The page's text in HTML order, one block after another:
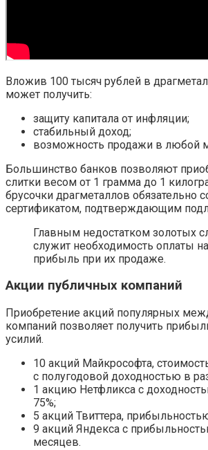
Вложив 100 тысяч рублей в
может получить:
защиту капитала от инфляции;
стабильный доход;
возможность продажи в любой
Большинство банков позволяют
слитки весом от 1 грамма до 1
брусочки драгметаллов обязательно
сертификатом, подтверждающим
Главным недостатком золотых
служит необходимость оплаты
прибыль при их продаже.
Акции публичных компаний
Приобретение акций популярных
компаний позволяет получить
усилий.
10 акций Майкрософта,
с полугодовой доходностью в
1 акцию Нетфликса с
75%;
5 акций Твиттера,
9 акций Яндекса с
месяцев.